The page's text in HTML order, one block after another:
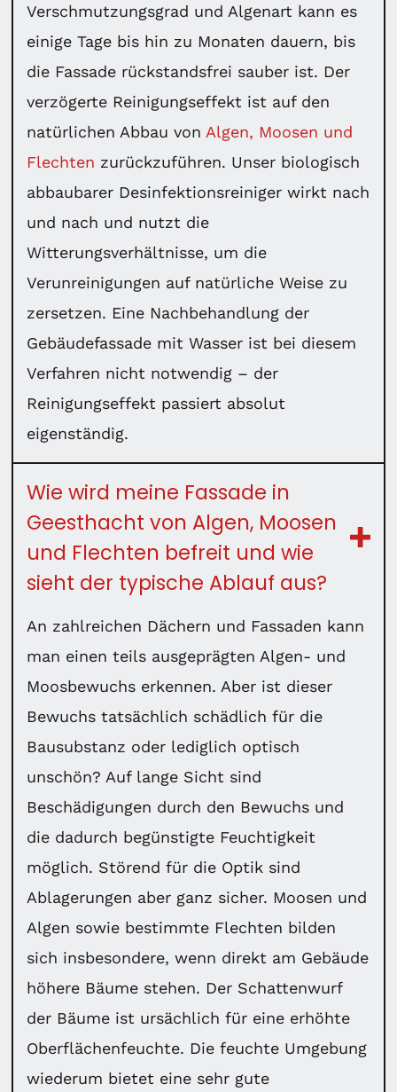
Verschmutzungsgrad und Algenart kann es
einige Tage bis hin zu Monaten dauern, bis
die Fassade rückstandsfrei sauber ist. Der
verzögerte Reinigungseffekt ist auf den
natürlichen Abbau von Algen, Moosen und
Flechten zurückzuführen. Unser biologisch
abbaubarer Desinfektionsreiniger wirkt nach
und nach und nutzt die
Witterungsverhältnisse, um die
Verunreinigungen auf natürliche Weise zu
zersetzen. Eine Nachbehandlung der
Gebäudefassade mit Wasser ist bei diesem
Verfahren nicht notwendig – der
Reinigungseffekt passiert absolut
eigenständig.
Wie wird meine Fassade in
Geesthacht von Algen, Moosen
und Flechten befreit und wie
sieht der typische Ablauf aus?
An zahlreichen Dächern und Fassaden kann
man einen teils ausgeprägten Algen- und
Moosbewuchs erkennen. Aber ist dieser
Bewuchs tatsächlich schädlich für die
Bausubstanz oder lediglich optisch
unschön? Auf lange Sicht sind
Beschädigungen durch den Bewuchs und
die dadurch begünstigte Feuchtigkeit
möglich. Störend für die Optik sind
Ablagerungen aber ganz sicher. Moosen und
Algen sowie bestimmte Flechten bilden
sich insbesondere, wenn direkt am Gebäude
höhere Bäume stehen. Der Schattenwurf
der Bäume ist ursächlich für eine erhöhte
Oberflächenfeuchte. Die feuchte Umgebung
wiederum bietet eine sehr gute